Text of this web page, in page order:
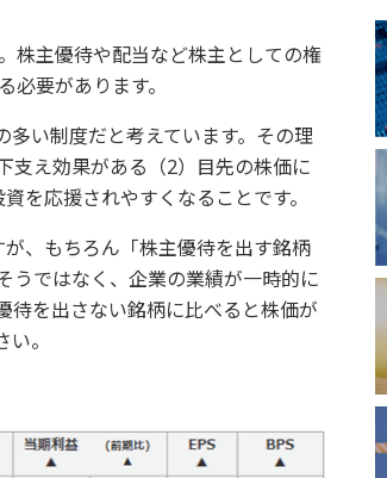
株主優待や配当など株主としての権
要があります。
い制度だと考えています。その理
支え効果がある（2）目先の株価に
を応援されやすくなることです。
、もちろん「株主優待を出す銘柄
うではなく、企業の業績が一時的に
待を出さない銘柄に比べると株価が
。